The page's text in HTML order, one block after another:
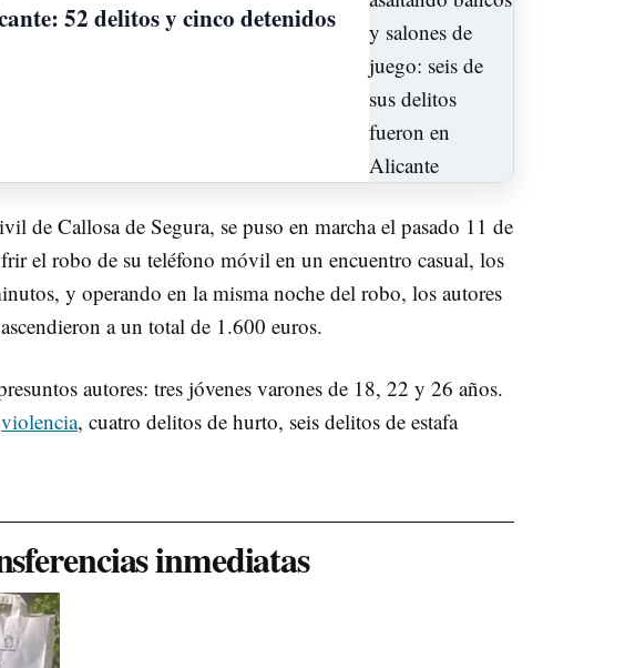
52 delitos y cinco detenidos
de Callosa de Segura, se puso en marcha el pasado 11 de
el robo de su teléfono móvil en un encuentro casual, los
y operando en la misma noche del robo, los autores
a un total de 1.600 euros.
autores: tres jóvenes varones de 18, 22 y 26 años.
violencia, cuatro delitos de hurto, seis delitos de estafa
inmediatas